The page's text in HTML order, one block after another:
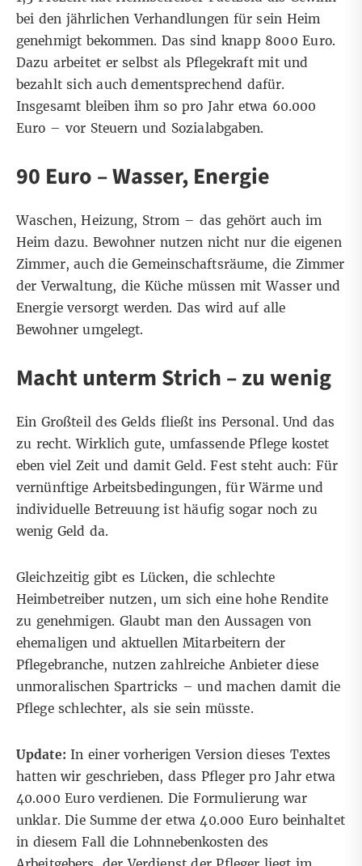
bei den jährlichen Verhandlungen für sein Heim
genehmigt bekommen. Das sind knapp 8000 Euro.
Dazu arbeitet er selbst als Pflegekraft mit und
bezahlt sich auch dementsprechend dafür.
Insgesamt bleiben ihm so pro Jahr etwa 60.000
Euro – vor Steuern und Sozialabgaben.
90 Euro – Wasser, Energie
Waschen, Heizung, Strom – das gehört auch im
Heim dazu. Bewohner nutzen nicht nur die eigenen
Zimmer, auch die Gemeinschaftsräume, die Zimmer
der Verwaltung, die Küche müssen mit Wasser und
Energie versorgt werden. Das wird auf alle
Bewohner umgelegt.
Macht unterm Strich – zu wenig
Ein Großteil des Gelds fließt ins Personal. Und das
zu recht. Wirklich gute, umfassende Pflege kostet
eben viel Zeit und damit Geld. Fest steht auch: Für
vernünftige Arbeitsbedingungen, für Wärme und
individuelle Betreuung ist häufig sogar noch zu
wenig Geld da.
Gleichzeitig gibt es Lücken, die schlechte
Heimbetreiber nutzen, um sich eine hohe Rendite
zu genehmigen. Glaubt man den Aussagen von
ehemaligen und aktuellen Mitarbeitern der
Pflegebranche, nutzen zahlreiche Anbieter diese
unmoralischen Spartricks – und machen damit die
Pflege schlechter, als sie sein müsste.
Update: In einer vorherigen Version dieses Textes
hatten wir geschrieben, dass Pfleger pro Jahr etwa
40.000 Euro verdienen. Die Formulierung war
unklar. Die Summe der etwa 40.000 Euro beinhaltet
in diesem Fall die Lohnnebenkosten des